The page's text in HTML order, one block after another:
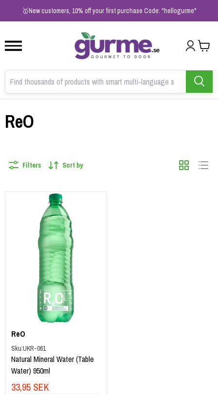
🥇New customers, 10% off your first purchase Code: "hellogurme"
2
ReO
Filters Sort by
ReO
Sku:UKR-061
Natural Mineral Water (Table
Water) 950ml
33,95 SEK